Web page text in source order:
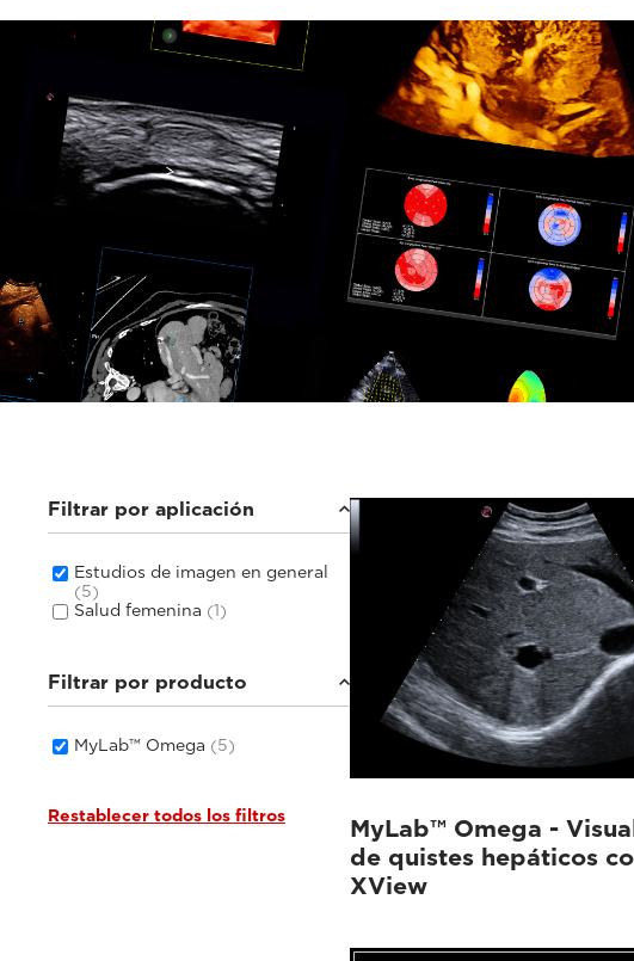
Filtrar por aplicación
Estudios de imagen en general
(5)
Salud femenina (1)
Filtrar por producto
MyLab™ Omega (5)
Restablecer todos los filtros
MyLab™ Omega -
de quistes hepáticos
XView